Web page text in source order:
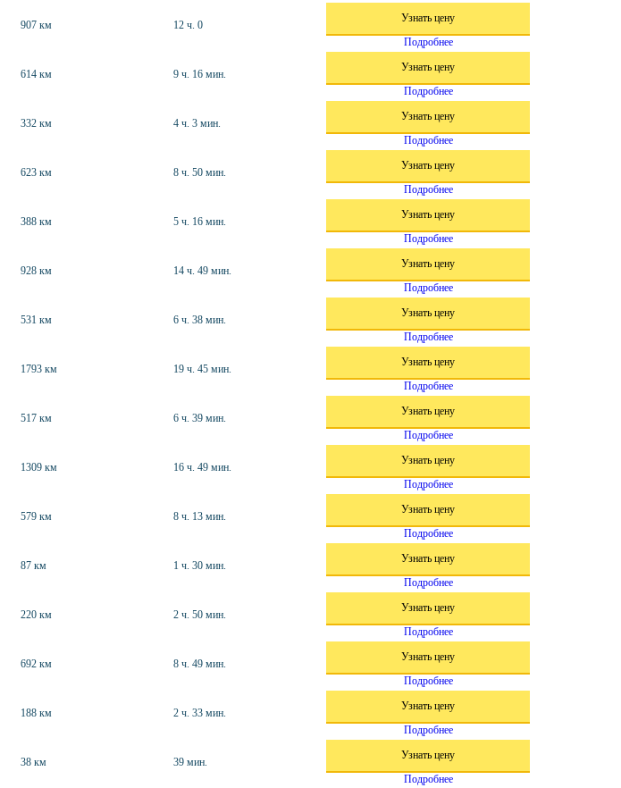
907 км 12 ч. 0
Узнать цену
Подробнее
614 км 9 ч. 16 мин.
Узнать цену
Подробнее
332 км 4 ч. 3 мин.
Узнать цену
Подробнее
623 км 8 ч. 50 мин.
Узнать цену
Подробнее
388 км 5 ч. 16 мин.
Узнать цену
Подробнее
928 км 14 ч. 49 мин.
Узнать цену
Подробнее
531 км 6 ч. 38 мин.
Узнать цену
Подробнее
1793 км 19 ч. 45 мин.
Узнать цену
Подробнее
517 км 6 ч. 39 мин.
Узнать цену
Подробнее
1309 км 16 ч. 49 мин.
Узнать цену
Подробнее
579 км 8 ч. 13 мин.
Узнать цену
Подробнее
87 км 1 ч. 30 мин.
Узнать цену
Подробнее
220 км 2 ч. 50 мин.
Узнать цену
Подробнее
692 км 8 ч. 49 мин.
Узнать цену
Подробнее
188 км 2 ч. 33 мин.
Узнать цену
Подробнее
38 км 39 мин.
Узнать цену
Подробнее